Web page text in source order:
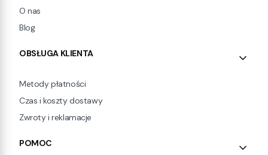
O nas
Blog
OBSŁUGA KLIENTA
Metody płatności
Czas i koszty dostawy
Zwroty i reklamacje
POMOC